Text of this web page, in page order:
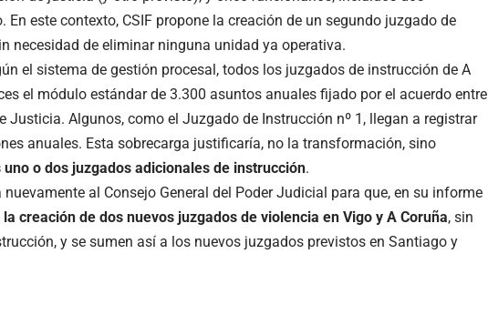
En este contexto, CSIF propone la creación de un segundo juzgado de
necesidad de eliminar ninguna unidad ya operativa.
el sistema de gestión procesal, todos los juzgados de instrucción de A
el módulo estándar de 3.300 asuntos anuales fijado por el acuerdo entre
Justicia. Algunos, como el Juzgado de Instrucción nº 1, llegan a registrar
anuales. Esta sobrecarga justificaría, no la transformación, sino
o dos juzgados adicionales de instrucción.
nuevamente al Consejo General del Poder Judicial para que, en su informe
la creación de dos nuevos juzgados de violencia en Vigo y A Coruña, sin
y se sumen así a los nuevos juzgados previstos en Santiago y